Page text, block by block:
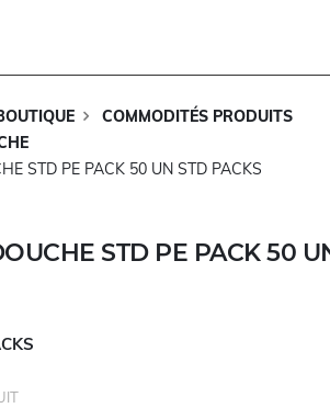
COMMODITÉS PRODUITS
STD PE PACK 50 UN STD PACKS
STD PE PACK 50